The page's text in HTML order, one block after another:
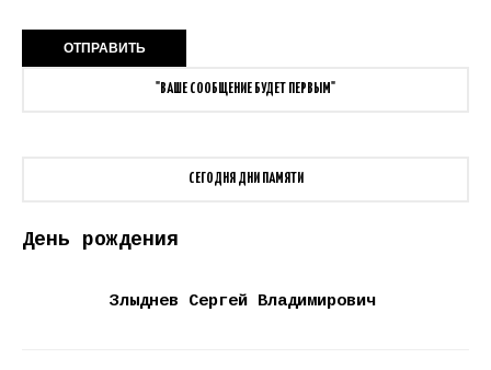
"ВАШЕ СООБЩЕНИЕ БУДЕТ ПЕРВЫМ"
СЕГОДНЯ ДНИ ПАМЯТИ
День рождения
Злыднев Сергей Владимирович